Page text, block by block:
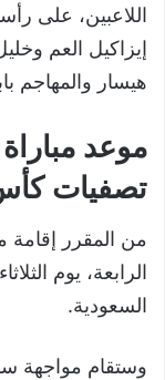
اللاعبين، على
إيزاكيل العم
هيسار والمهاجم
موعد
تصفيات كأس
من المقرر إقامة
السعودية.
وستقام مواجهة